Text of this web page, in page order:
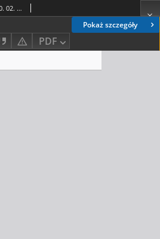
Pokaż szczegóły
PDF
Głos : tygodnik nowohucki, 2000. 02. 25, nr 9